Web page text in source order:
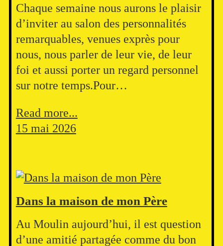
Chaque semaine nous aurons le plaisir
d’inviter au salon des personnalités
remarquables, venues exprès pour
nous, nous parler de leur vie, de leur
foi et aussi porter un regard personnel
sur notre temps.Pour…
Read more...
15 mai 2026
Dans la maison de mon Père
Au Moulin aujourd’hui, il est question
d’une amitié partagée comme du bon